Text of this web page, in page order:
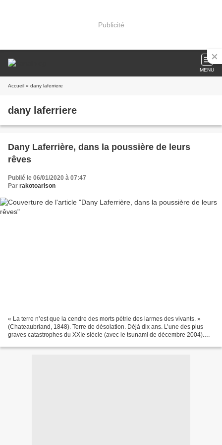
Publicité
MENU
Accueil » dany laferriere
dany laferriere
Dany Laferrière, dans la poussière de leurs
rêves
Publié le 06/01/2020 à 07:47
Par rakotoarison
« La terre n’est que la cendre des morts pétrie des larmes des vivants. »
(Chateaubriand, 1848). Terre de désolation. Déjà dix ans. L’une des plus
graves catastrophes du XXIe siècle (avec le tsunami de décembre 2004).